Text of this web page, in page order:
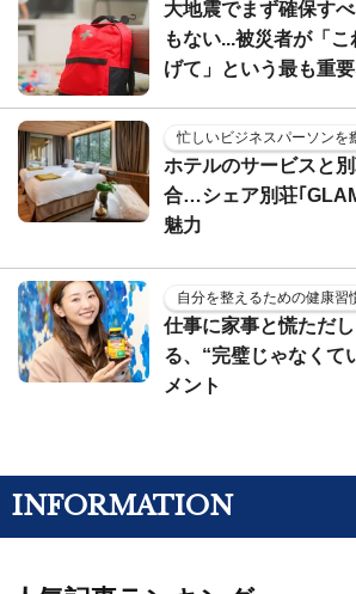
大地震でまず確保す
もない...被災者が「
げて」という最も重
忙しいビジネスパーソンを
ホテルのサービスと
合…シェア別荘｢
魅力
自分を整えるための健康習
仕事に家事と慌ただ
る、“完璧じゃなくて
メント
INFORMATION